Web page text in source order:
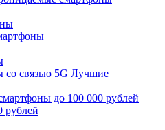
связью 5G Лучшие
до 100 000 рублей
рублей